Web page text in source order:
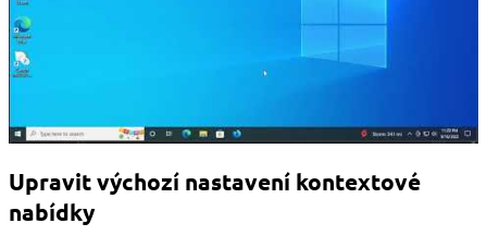
Upravit výchozí nastavení kontextové
nabídky